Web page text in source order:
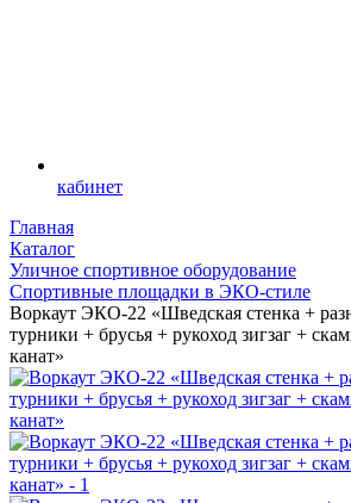
кабинет
Главная
Каталог
Уличное спортивное оборудование
Спортивные площадки в ЭКО-стиле
Воркаут ЭКО-22 «Шведская стенка +
турники + брусья + рукоход зигзаг +
канат»